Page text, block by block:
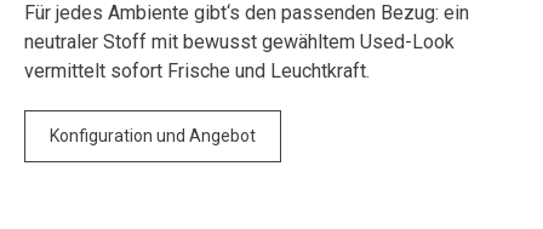
Für jedes Ambiente gibt‘s den passenden Bezug: ein
neutraler Stoff mit bewusst gewähltem Used-Look
vermittelt sofort Frische und Leuchtkraft.
Konfiguration und Angebot